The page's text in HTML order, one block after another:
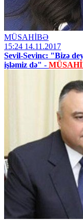
MÜSAHİBƏ
15:24 14.11.2017
Sevil-Sevinc: "Bizə
işləmiz də" -